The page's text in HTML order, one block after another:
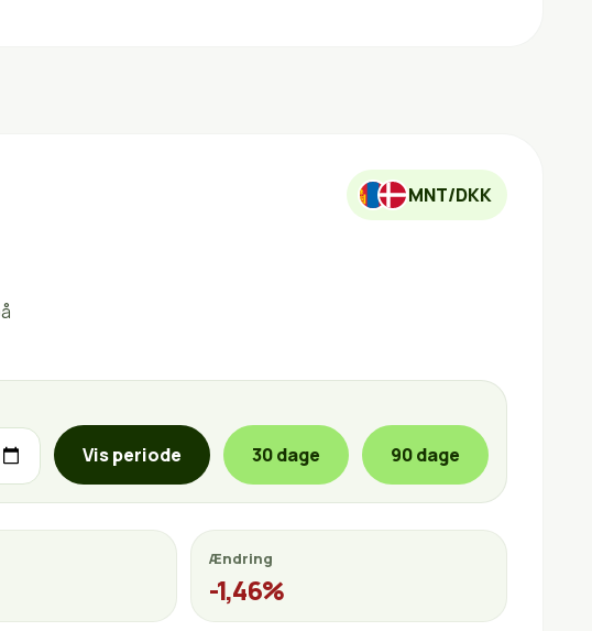
MNT/DKK
Vis periode 30 dage 90 dage
Ændring
-1,46%